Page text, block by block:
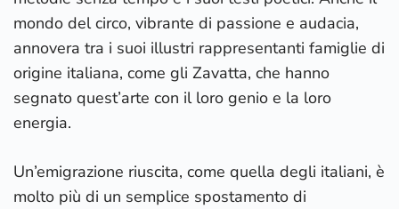
mondo del circo, vibrante di passione e audacia,
annovera tra i suoi illustri rappresentanti famiglie di
origine italiana, come gli Zavatta, che hanno
segnato quest’arte con il loro genio e la loro
energia.
Un’emigrazione riuscita, come quella degli italiani, è
molto più di un semplice spostamento di